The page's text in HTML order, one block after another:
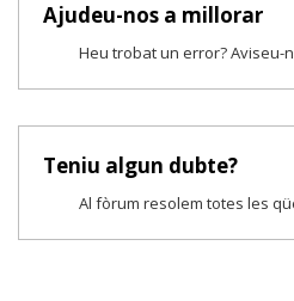
Ajudeu-nos a millorar
Heu trobat un error? Aviseu-
Teniu algun dubte?
Al fòrum resolem totes les